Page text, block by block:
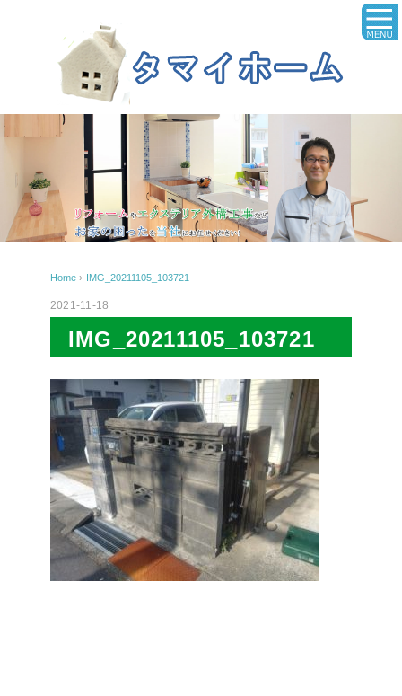
Home › IMG_20211105_103721
2021-11-18
IMG_20211105_103721